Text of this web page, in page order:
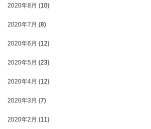
2020年8月 (10)
2020年7月 (8)
2020年6月 (12)
2020年5月 (23)
2020年4月 (12)
2020年3月 (7)
2020年2月 (11)